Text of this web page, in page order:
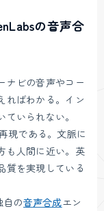
の音声合
ナビの音声やコー
ればわかる。イン
いられない。
現である。文脈に
も人間に近い。英
質を実現している
自の音声合成エン